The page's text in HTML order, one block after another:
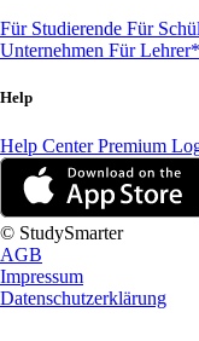
Für Studierende Für
Unternehmen Für
Help
Help CenterPremium
© StudySmarter
AGB
Impressum
Datenschutzerklärung